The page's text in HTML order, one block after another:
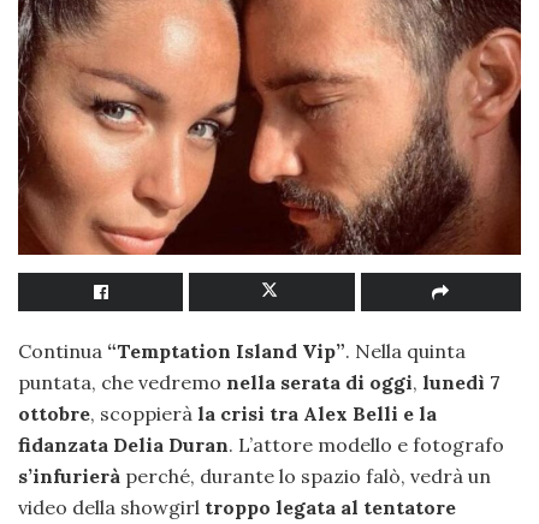
Continua “Temptation Island Vip”. Nella quinta
puntata, che vedremo nella serata di oggi, lunedì 7
ottobre, scoppierà la crisi tra Alex Belli e la
fidanzata Delia Duran. L’attore modello e fotografo
s’infurierà perché, durante lo spazio falò, vedrà un
video della showgirl troppo legata al tentatore